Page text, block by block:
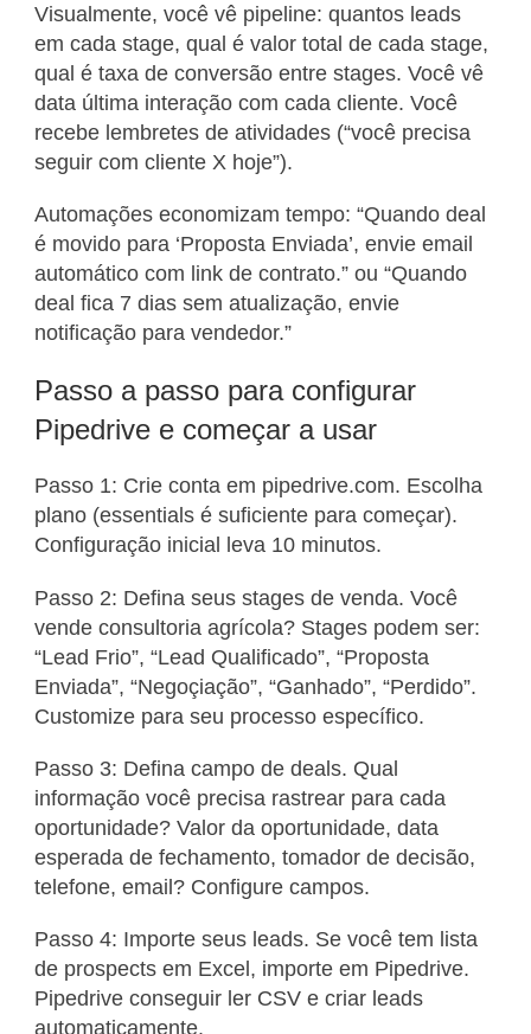
Visualmente, você vê pipeline: quantos leads
em cada stage, qual é valor total de cada stage,
qual é taxa de conversão entre stages. Você vê
data última interação com cada cliente. Você
recebe lembretes de atividades (“você precisa
seguir com cliente X hoje”).
Automações economizam tempo: “Quando deal
é movido para ‘Proposta Enviada’, envie email
automático com link de contrato.” ou “Quando
deal fica 7 dias sem atualização, envie
notificação para vendedor.”
Passo a passo para configurar
Pipedrive e começar a usar
Passo 1: Crie conta em pipedrive.com. Escolha
plano (essentials é suficiente para começar).
Configuração inicial leva 10 minutos.
Passo 2: Defina seus stages de venda. Você
vende consultoria agrícola? Stages podem ser:
“Lead Frio”, “Lead Qualificado”, “Proposta
Enviada”, “Negoçiação”, “Ganhado”, “Perdido”.
Customize para seu processo específico.
Passo 3: Defina campo de deals. Qual
informação você precisa rastrear para cada
oportunidade? Valor da oportunidade, data
esperada de fechamento, tomador de decisão,
telefone, email? Configure campos.
Passo 4: Importe seus leads. Se você tem lista
de prospects em Excel, importe em Pipedrive.
Pipedrive conseguir ler CSV e criar leads
automaticamente.